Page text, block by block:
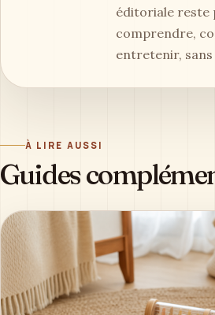
éditoriale reste
comprendre,
entretenir,
À LIRE AUSSI
Guides